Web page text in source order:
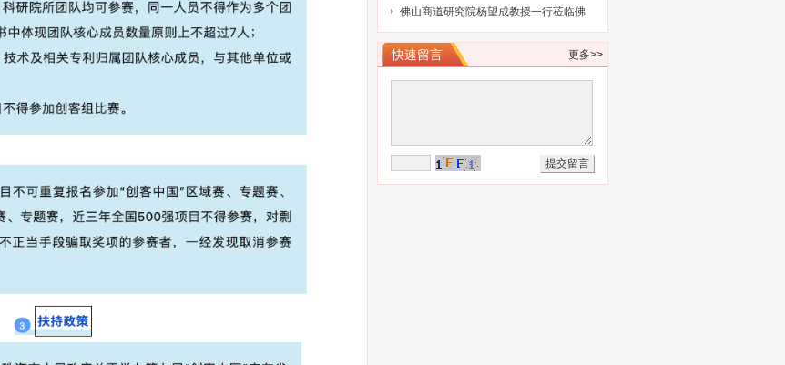
训会的通知
大）会议
佛山商道研究院杨望成教授一行莅临佛
山市科技金融协会调研指导
更多>>
快速留言